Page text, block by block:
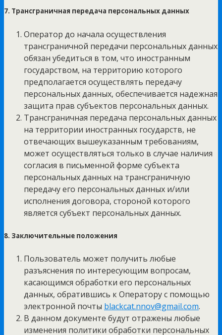
7. Трансграничная передача персональных данных
Оператор до начала осуществления
трансграничной передачи персональных данных
обязан убедиться в том, что иностранным
государством, на территорию которого
предполагается осуществлять передачу
персональных данных, обеспечивается надежная
защита прав субъектов персональных данных.
Трансграничная передача персональных данных
на территории иностранных государств, не
отвечающих вышеуказанным требованиям,
может осуществляться только в случае наличия
согласия в письменной форме субъекта
персональных данных на трансграничную
передачу его персональных данных и/или
исполнения договора, стороной которого
является субъект персональных данных.
8. Заключительные положения
Пользователь может получить любые
разъяснения по интересующим вопросам,
касающимся обработки его персональных
данных, обратившись к Оператору с помощью
электронной почты blackcat.nnov@gmail.com.
В данном документе будут отражены любые
изменения политики обработки персональных